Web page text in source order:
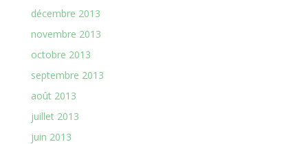
décembre 2013
novembre 2013
octobre 2013
septembre 2013
août 2013
juillet 2013
juin 2013